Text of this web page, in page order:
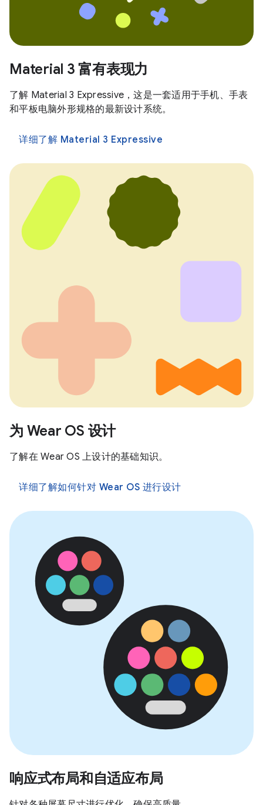
Material 3 富有表现力
了解 Material 3 Expressive，这是一套适用于手机、手表
和平板电脑外形规格的最新设计系统。
详细了解 Material 3 Expressive
为 Wear OS 设计
了解在 Wear OS 上设计的基础知识。
详细了解如何针对 Wear OS 进行设计
响应式布局和自适应布局